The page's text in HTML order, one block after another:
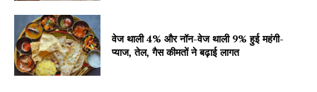
Subscription Plans
My account
वेज थाली 4% और नॉन-वेज थाली 9% हुई महंगी-
प्याज, तेल, गैस कीमतों ने बढ़ाई लागत